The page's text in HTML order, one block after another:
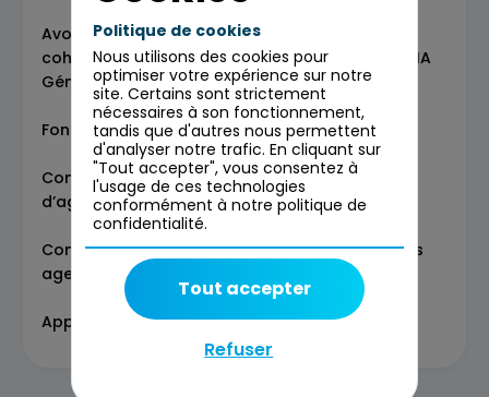
Avoir un regard critique sur la fiabilité, la
cohérence et la complétude des sorties d’une IA
Générative
Fondamentaux des agents – 1h
Comprendre les fondamentaux du principe
d’agent et de réseau agentique
Connaitre les termes relatifs a l’application des
agents dans un contexte métiers
Appréhender la construction des agents
Politique de cookies
Nous utilisons des cookies pour
optimiser votre expérience sur notre
site. Certains sont strictement
nécessaires à son fonctionnement,
tandis que d'autres nous permettent
d'analyser notre trafic. En cliquant sur
"Tout accepter", vous consentez à
l'usage de ces technologies
conformément à notre politique de
confidentialité.
Refuser
Tout accepter